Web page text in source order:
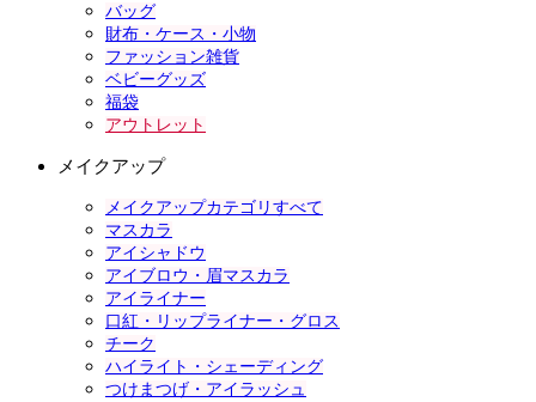
バッグ
財布・ケース・小物
ファッション雑貨
ベビーグッズ
福袋
アウトレット
メイクアップ
メイクアップカテゴリすべて
マスカラ
アイシャドウ
アイブロウ・眉マスカラ
アイライナー
口紅・リップライナー・グロス
チーク
ハイライト・シェーディング
つけまつげ・アイラッシュ